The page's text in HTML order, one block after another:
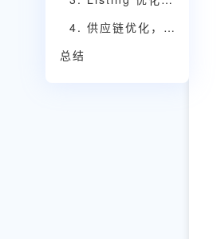
4. 供应链优化，降低运营成本
总结